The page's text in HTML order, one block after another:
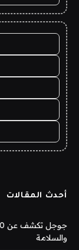
أحدث المقالات
والسلامة